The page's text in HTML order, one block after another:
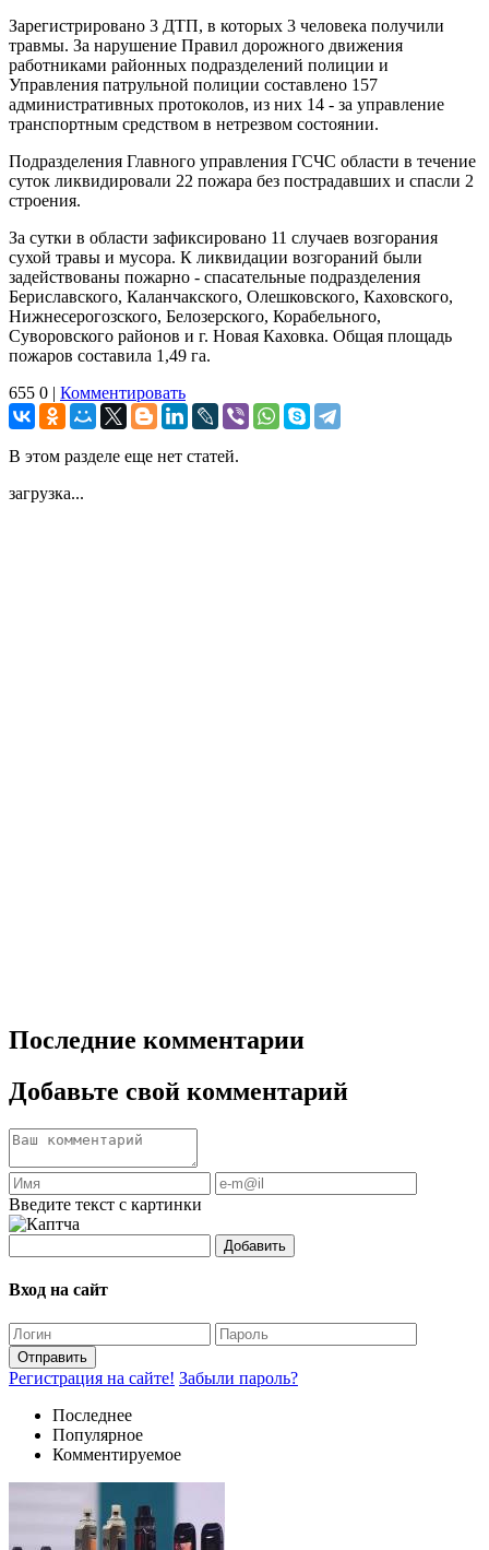
Зарегистрировано 3 ДТП, в которых 3 человека получили
травмы. За нарушение Правил дорожного движения
работниками районных подразделений полиции и
Управления патрульной полиции составлено 157
административных протоколов, из них 14 - за управление
транспортным средством в нетрезвом состоянии.
Подразделения Главного управления ГСЧС области в течение
суток ликвидировали 22 пожара без пострадавших и спасли 2
строения.
За сутки в области зафиксировано 11 случаев возгорания
сухой травы и мусора. К ликвидации возгораний были
задействованы пожарно - спасательные подразделения
Бериславского, Каланчакского, Олешковского, Каховского,
Нижнесерогозского, Белозерского, Корабельного,
Суворовского районов и г. Новая Каховка. Общая площадь
пожаров составила 1,49 га.
655 0 | Комментировать
В этом разделе еще нет статей.
загрузка...
Последние комментарии
Добавьте свой комментарий
Введите текст с картинки
Добавить
Вход на сайт
Отправить
Регистрация на сайте! Забыли пароль?
Последнее
Популярное
Комментируемое